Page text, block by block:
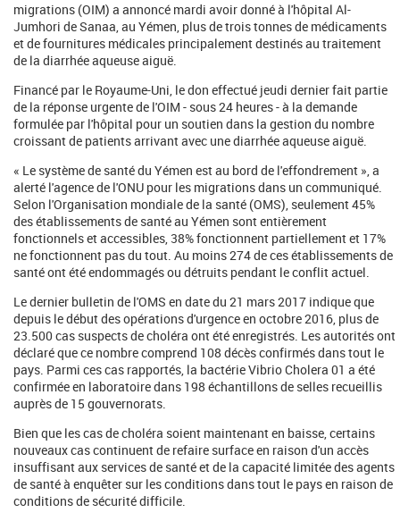
migrations (OIM) a annoncé mardi avoir donné à l'hôpital Al-
Jumhori de Sanaa, au Yémen, plus de trois tonnes de médicaments
et de fournitures médicales principalement destinés au traitement
de la diarrhée aqueuse aiguë.
Financé par le Royaume-Uni, le don effectué jeudi dernier fait partie
de la réponse urgente de l'OIM - sous 24 heures - à la demande
formulée par l'hôpital pour un soutien dans la gestion du nombre
croissant de patients arrivant avec une diarrhée aqueuse aiguë.
« Le système de santé du Yémen est au bord de l'effondrement », a
alerté l'agence de l'ONU pour les migrations dans un communiqué.
Selon l'Organisation mondiale de la santé (OMS), seulement 45%
des établissements de santé au Yémen sont entièrement
fonctionnels et accessibles, 38% fonctionnent partiellement et 17%
ne fonctionnent pas du tout. Au moins 274 de ces établissements de
santé ont été endommagés ou détruits pendant le conflit actuel.
Le dernier bulletin de l'OMS en date du 21 mars 2017 indique que
depuis le début des opérations d'urgence en octobre 2016, plus de
23.500 cas suspects de choléra ont été enregistrés. Les autorités ont
déclaré que ce nombre comprend 108 décès confirmés dans tout le
pays. Parmi ces cas rapportés, la bactérie Vibrio Cholera 01 a été
confirmée en laboratoire dans 198 échantillons de selles recueillis
auprès de 15 gouvernorats.
Bien que les cas de choléra soient maintenant en baisse, certains
nouveaux cas continuent de refaire surface en raison d'un accès
insuffisant aux services de santé et de la capacité limitée des agents
de santé à enquêter sur les conditions dans tout le pays en raison de
conditions de sécurité difficile.